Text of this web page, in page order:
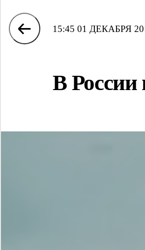
15:45 01 ДЕКАБРЯ
В России